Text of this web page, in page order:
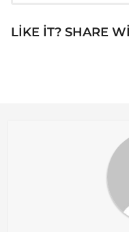
tLIKE IT? SHARE